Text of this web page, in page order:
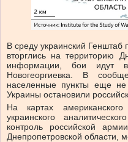
В среду украинский Генштаб
вторглись на территорию
информации, бои идут
Новогеоргиевка. В
населенные пункты еще
Украины остановили
На картах
украинского
контроль российской
Днепропетровской области,